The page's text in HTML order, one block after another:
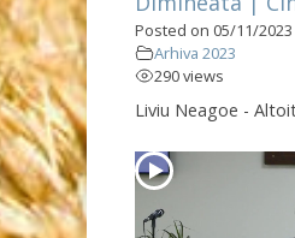
Posted on 05/11/2023
Arhiva 2023
290 views
Liviu Neagoe -